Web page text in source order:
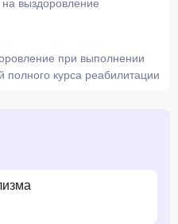
на выздоровление
при выполнении
полного курса реабилитации